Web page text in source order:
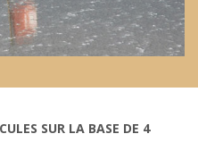
SUR LA BASE DE 4